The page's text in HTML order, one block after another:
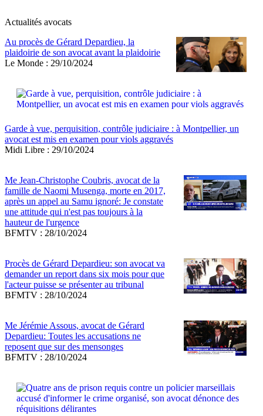
Actualités avocats
Au procès de Gérard Depardieu, la
plaidoirie de son avocat avant la plaidoirie
Le Monde : 29/10/2024
Garde à vue, perquisition, contrôle judiciaire : à Montpellier, un
avocat est mis en examen pour viols aggravés
Midi Libre : 29/10/2024
Me Jean-Christophe Coubris, avocat de la
famille de Naomi Musenga, morte en 2017,
après un appel au Samu ignoré: Je constate
une attitude qui n'est pas toujours à la
hauteur de l'urgence
BFMTV : 28/10/2024
Procès de Gérard Depardieu: son avocat va
demander un report dans six mois pour que
l'acteur puisse se présenter au tribunal
BFMTV : 28/10/2024
Me Jérémie Assous, avocat de Gérard
Depardieu: Toutes les accusations ne
reposent que sur des mensonges
BFMTV : 28/10/2024